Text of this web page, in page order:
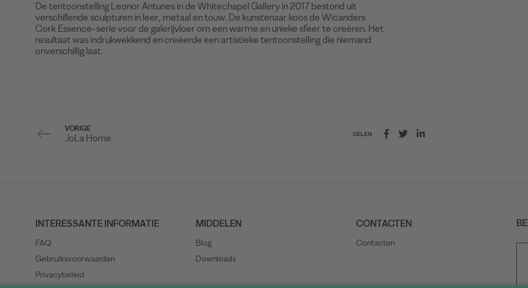
De tentoonstelling Leonor Antunes in de Whitechapel Gallery in 2017 bestond uit
verschillende sculpturen in leer, metaal en touw. De kunstenaar koos de Wicanders
Cork Essence-serie voor de galerijvloer om een warme en unieke sfeer te creëren. Het
resultaat was indrukwekkend en creëerde een artistieke tentoonstelling die niemand
onverschillig laat.
VORIGE
JoLa Home DELEN
INTERESSANTE INFORMATIE
FAQ
Gebruiksvoorwaarden
Privacybeleid
MIDDELEN
Blog
Downloads
CONTACTEN
Contacten